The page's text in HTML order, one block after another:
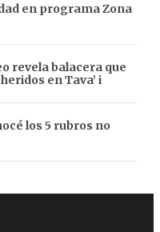
en programa Zona
revela balacera que
en Tava’ i
los 5 rubros no